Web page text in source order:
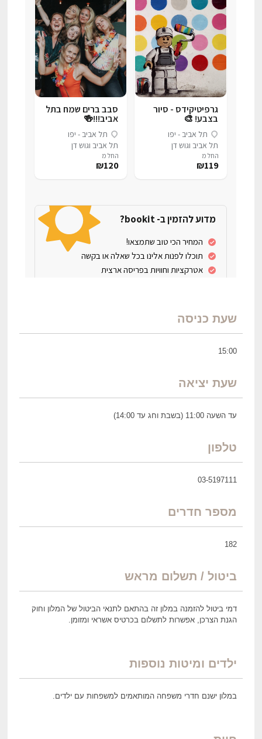
שעת כניסה
15:00
שעת יציאה
עד השעה 11:00 (בשבת וחג עד 14:00)
טלפון
03-5197111
מספר חדרים
182
ביטול / תשלום מראש
דמי ביטול להזמנה במלון זה בהתאם לתנאי הביטול של המלון וחוק
הגנת הצרכן, אפשרות לתשלום בכרטיס אשראי ומזומן.
ילדים ומיטות נוספות
במלון ישנם חדרי משפחה המותאמים למשפחות עם ילדים.